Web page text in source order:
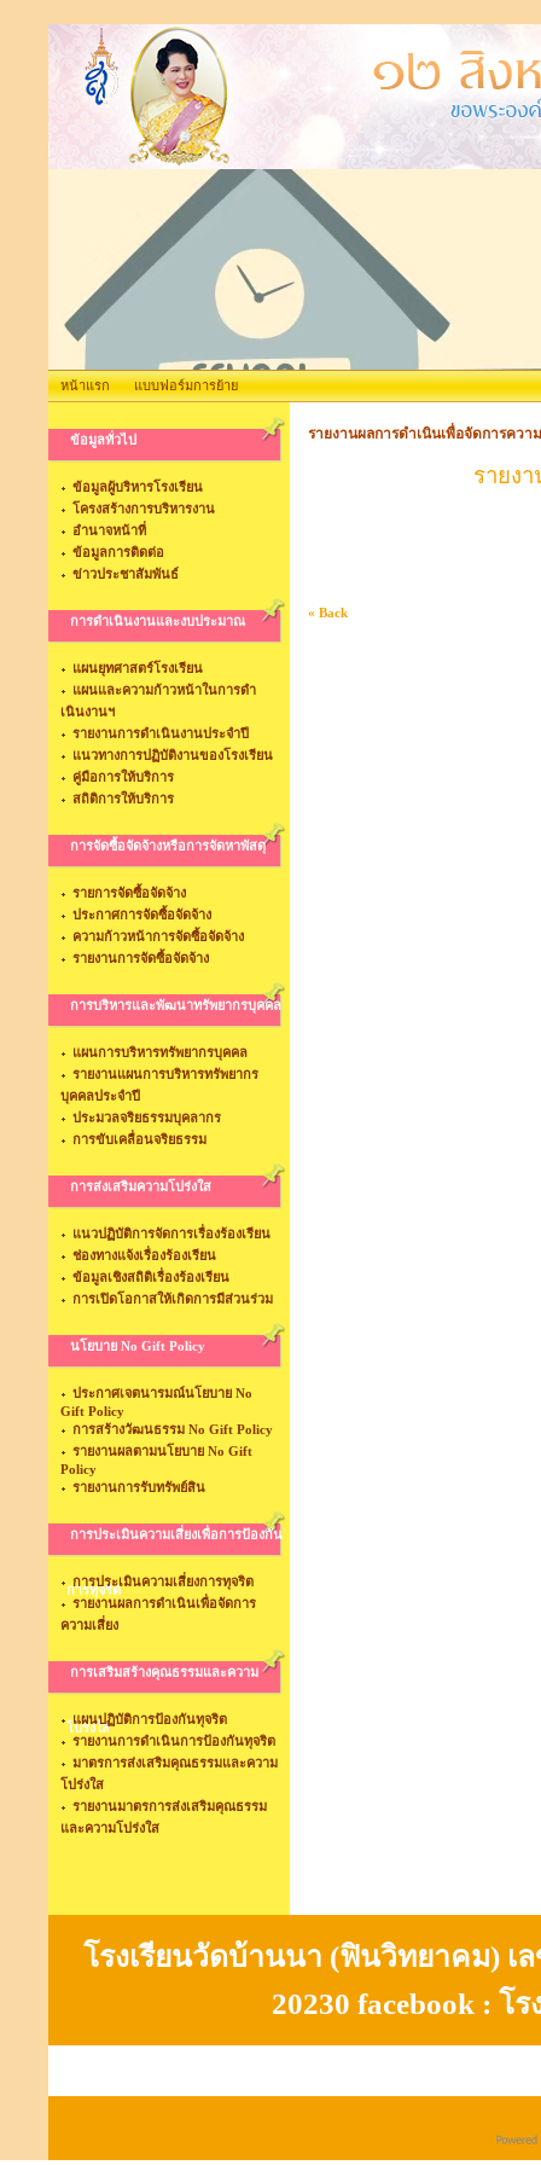
หน้าแรก แบบฟอร์มการย้าย
ข้อมูลทั่วไป
ข้อมูลผู้บริหารโรงเรียน
โครงสร้างการบริหารงาน
อำนาจหน้าที่
ข้อมูลการติดต่อ
ข่าวประชาสัมพันธ์
การดำเนินงานและงบประมาณ
แผนยุทศาสตร์โรงเรียน
แผนและความก้าวหน้าในการดำ
เนินงานฯ
รายงานการดำเนินงานประจำปี
แนวทางการปฏิบัติงานของโรงเรียน
คู่มือการให้บริการ
สถิติการให้บริการ
การจัดซื้อจัดจ้างหรือการจัดหาพัสดุ
รายการจัดซื้อจัดจ้าง
ประกาศการจัดซื้อจัดจ้าง
ความก้าวหน้าการจัดซื้อจัดจ้าง
รายงานการจัดซื้อจัดจ้าง
การบริหารและพัฒนาทรัพยากรบุคคล
แผนการบริหารทรัพยากรบุคคล
รายงานแผนการบริหารทรัพยากร
บุคคลประจำปี
ประมวลจริยธรรมบุคลากร
การขับเคลื่อนจริยธรรม
การส่งเสริมความโปร่งใส
แนวปฏิบัติการจัดการเรื่องร้องเรียน
ช่องทางแจ้งเรื่องร้องเรียน
ข้อมูลเชิงสถิติเรื่องร้องเรียน
การเปิดโอกาสให้เกิดการมีส่วนร่วม
นโยบาย No Gift Policy
ประกาศเจตนารมณ์นโยบาย No
Gift Policy
การสร้างวัฒนธรรม No Gift Policy
รายงานผลตามนโยบาย No Gift
Policy
รายงานการรับทรัพย์สิน
การประเมินความเสี่ยงเพื่อการป้องกัน
การทุจริต
การประเมินความเสี่ยงการทุจริต
รายงานผลการดำเนินเพื่อจัดการ
ความเสี่ยง
การเสริมสร้างคุณธรรมและความ
โปร่งใส
แผนปฏิบัติการป้องกันทุจริต
รายงานการดำเนินการป้องกันทุจริต
มาตรการส่งเสริมคุณธรรมและความ
โปร่งใส
รายงานมาตรการส่งเสริมคุณธรรม
และความโปร่งใส
รายงานผลการดำเนินเพื่อจัดการควา
รายง
« Back
โรงเรียนวัดบ้านนา (ฟินวิทยาคม) เ
20230 facebook :